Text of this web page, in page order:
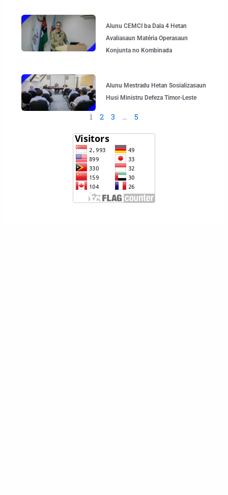
Alunu CEMCI ba Dala 4 Hetan
Avaliasaun Matéria Operasaun
Konjunta no Kombinada
Alunu Mestradu Hetan Sosializasaun
Husi Ministru Defeza Timor-Leste
1 2 3 … 5